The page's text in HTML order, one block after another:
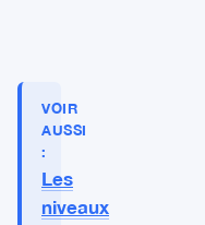
VOIR
AUSSI
:
Les
niveaux